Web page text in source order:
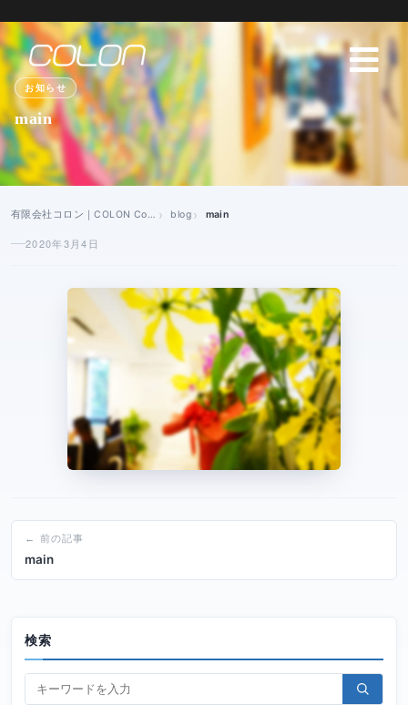
お知らせ
main
有限会社コロン｜COLON Co., Ltd blog main
2020年3月4日
← 前の記事
main
検索